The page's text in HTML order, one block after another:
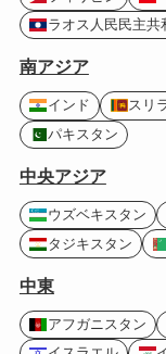
ラオス人民民主共
南アジア
インド スリ
パキスタン
中央アジア
ウズベキスタン
タジキスタン
中東
アフガニスタン